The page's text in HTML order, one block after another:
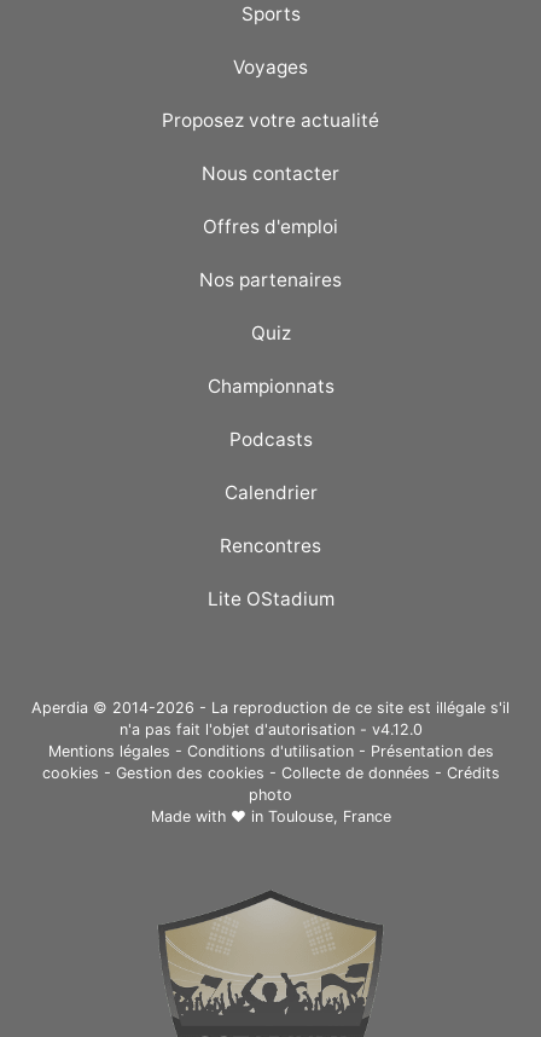
Sports
Voyages
Proposez votre actualité
Nous contacter
Offres d'emploi
Nos partenaires
Quiz
Championnats
Podcasts
Calendrier
Rencontres
Lite OStadium
Aperdia © 2014-2026 - La reproduction de ce site est illégale s'il
n'a pas fait l'objet d'autorisation - v4.12.0
Mentions légales - Conditions d'utilisation- Présentation des
cookies - Gestion des cookies - Collecte de données - Crédits
photo
Made with ❤ in Toulouse, France